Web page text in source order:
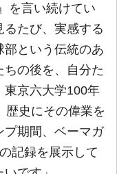
を言い続けてい
るたび、実感する
部という伝統のあ
の後を、自分た
東京六大学100年
歴史にその偉業を
プ期間、ベーマガ
記録を展示して